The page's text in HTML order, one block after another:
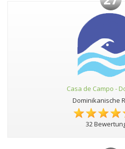
Casa de Campo -
Dominikanische
32